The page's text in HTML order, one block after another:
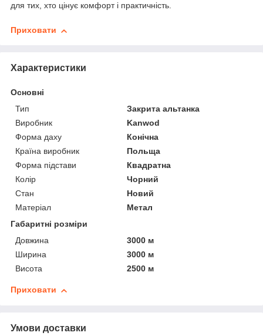
для тих, хто цінує комфорт і практичність.
Приховати
Характеристики
Основні
Тип
Закрита альтанка
Виробник
Kanwod
Форма даху
Конічна
Країна виробник
Польща
Форма підстави
Квадратна
Колір
Чорний
Стан
Новий
Матеріал
Метал
Габаритні розміри
Довжина
3000 м
Ширина
3000 м
Висота
2500 м
Приховати
Умови доставки